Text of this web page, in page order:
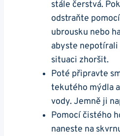
stále čerstvá.
odstraňte
ubrousku nebo
abyste nepotírali
situaci zhoršit.
Poté připravte
tekutého mýdla
vody. Jemně ji
Pomocí čistého
naneste na